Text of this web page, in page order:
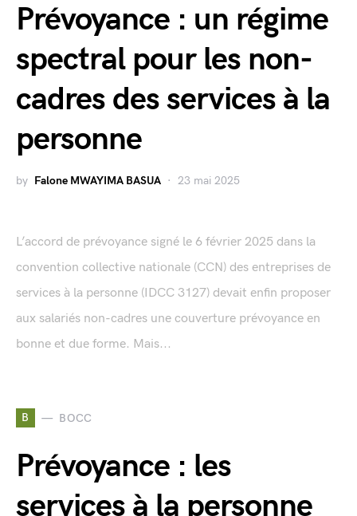
Prévoyance : un régime
spectral pour les non-
cadres des services à la
personne
by Falone MWAYIMA BASUA 23 mai 2025
L’accord de prévoyance signé le 6 février 2025 dans la
convention collective nationale (CCN) des entreprises de
services à la personne (IDCC 3127) devait enfin proposer
aux salariés non-cadres une couverture prévoyance en
bonne et due forme. Mais...
B BOCC
Prévoyance : les
services à la personne